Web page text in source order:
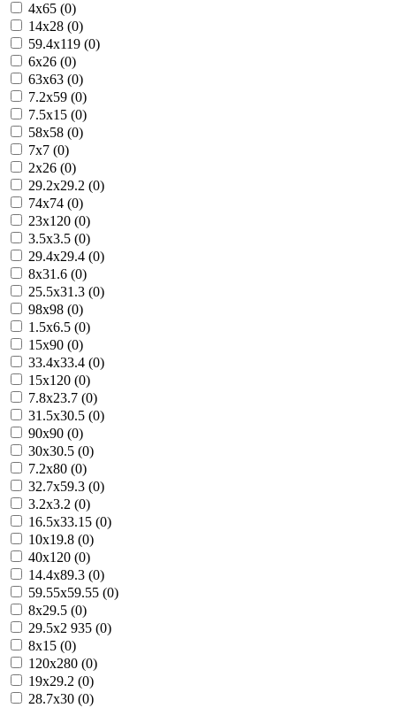
4x65 (0)
14x28 (0)
59.4x119 (0)
6x26 (0)
63x63 (0)
7.2x59 (0)
7.5x15 (0)
58x58 (0)
7x7 (0)
2x26 (0)
29.2x29.2 (0)
74x74 (0)
23x120 (0)
3.5x3.5 (0)
29.4x29.4 (0)
8x31.6 (0)
25.5x31.3 (0)
98x98 (0)
1.5x6.5 (0)
15x90 (0)
33.4x33.4 (0)
15x120 (0)
7.8x23.7 (0)
31.5x30.5 (0)
90x90 (0)
30x30.5 (0)
7.2x80 (0)
32.7x59.3 (0)
3.2x3.2 (0)
16.5x33.15 (0)
10x19.8 (0)
40x120 (0)
14.4x89.3 (0)
59.55x59.55 (0)
8x29.5 (0)
29.5x2 935 (0)
8x15 (0)
120x280 (0)
19x29.2 (0)
28.7x30 (0)